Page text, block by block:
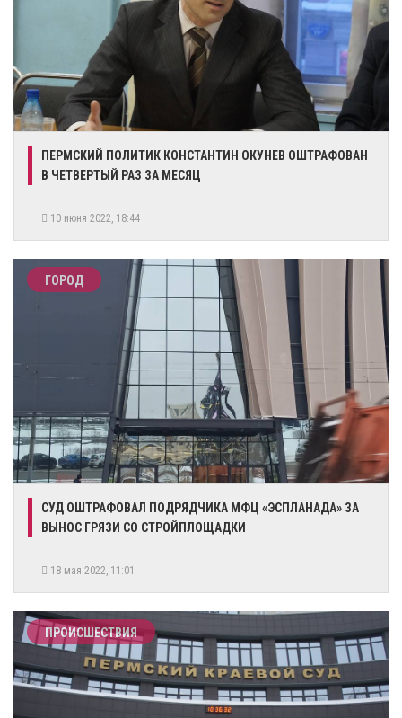
​ПЕРМСКИЙ ПОЛИТИК КОНСТАНТИН ОКУНЕВ ОШТРАФОВАН
В ЧЕТВЕРТЫЙ РАЗ ЗА МЕСЯЦ
10 июня 2022, 18:44
ГОРОД
СУД ОШТРАФОВАЛ ПОДРЯДЧИКА МФЦ «ЭСПЛАНАДА» ЗА
ВЫНОС ГРЯЗИ СО СТРОЙПЛОЩАДКИ
18 мая 2022, 11:01
ПРОИСШЕСТВИЯ